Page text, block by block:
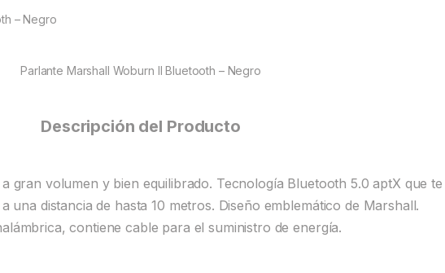
– Negro
Parlante Marshall Woburn II Bluetooth – Negro
Descripción del Producto
gran volumen y bien equilibrado. Tecnología Bluetooth 5.0 aptX que te
una distancia de hasta 10 metros. Diseño emblemático de Marshall.
contiene cable para el suministro de energía.